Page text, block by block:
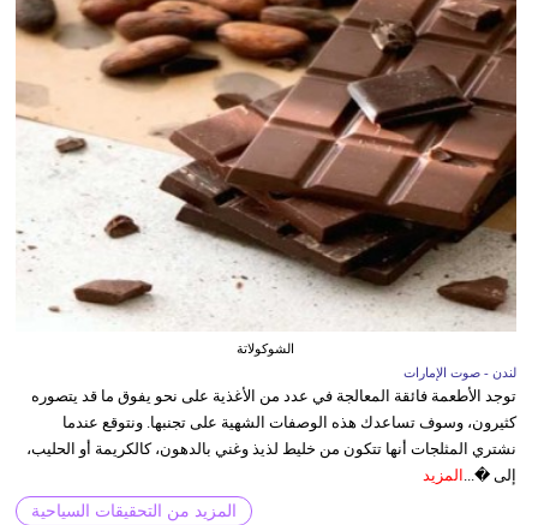
الشوكولاتة
لندن - صوت الإمارات
توجد الأطعمة فائقة المعالجة في عدد من الأغذية على نحو يفوق ما قد يتصوره
كثيرون، وسوف تساعدك هذه الوصفات الشهية على تجنبها. ونتوقع عندما
نشتري المثلجات أنها تتكون من خليط لذيذ وغني بالدهون، كالكريمة أو الحليب،
إلى �... المزيد
المزيد من التحقيقات السياحية